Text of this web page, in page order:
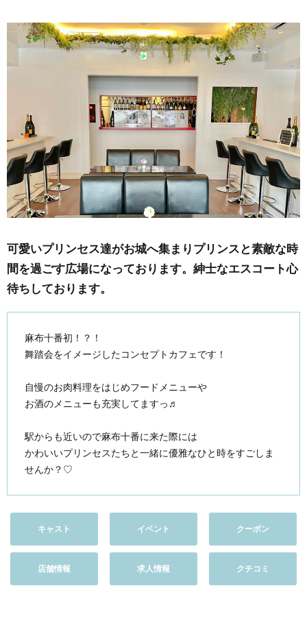
可愛いプリンセス達がお城へ集まりプリンスと素敵な時
間を過ごす広場になっております。紳士なエスコート心
待ちしております。
麻布十番初！？！
舞踏会をイメージしたコンセプトカフェです！
自慢のお肉料理をはじめフードメニューや
お酒のメニューも充実してますっ♬︎
駅からも近いので麻布十番に来た際には
かわいいプリンセスたちと一緒に優雅なひと時をすごしま
せんか？♡
キャスト イベント クーポン
店舗情報 求人情報 クチコミ